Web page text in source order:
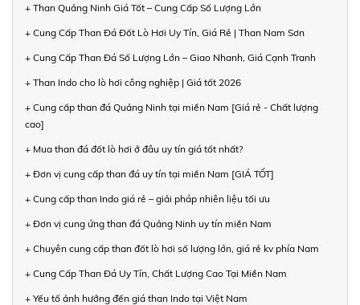
+ Than Quảng Ninh Giá Tốt – Cung Cấp Số Lượng Lớn
+ Cung Cấp Than Đá Đốt Lò Hơi Uy Tín, Giá Rẻ | Than Nam Sơn
+ Cung Cấp Than Đá Số Lượng Lớn – Giao Nhanh, Giá Cạnh Tranh
+ Than Indo cho lò hơi công nghiệp | Giá tốt 2026
+ Cung cấp than đá Quảng Ninh tại miền Nam [Giá rẻ - Chất lượng
cao]
+ Mua than đá đốt lò hơi ở đâu uy tín giá tốt nhất?
+ Đơn vị cung cấp than đá uy tín tại miền Nam [GIÁ TỐT]
+ Cung cấp than Indo giá rẻ – giải pháp nhiên liệu tối ưu
+ Đơn vị cung ứng than đá Quảng Ninh uy tín miền Nam
+ Chuyên cung cấp than đốt lò hơi số lượng lớn, giá rẻ kv phía Nam
+ Cung Cấp Than Đá Uy Tín, Chất Lượng Cao Tại Miền Nam
+ Yếu tố ảnh hưởng đến giá than Indo tại Việt Nam